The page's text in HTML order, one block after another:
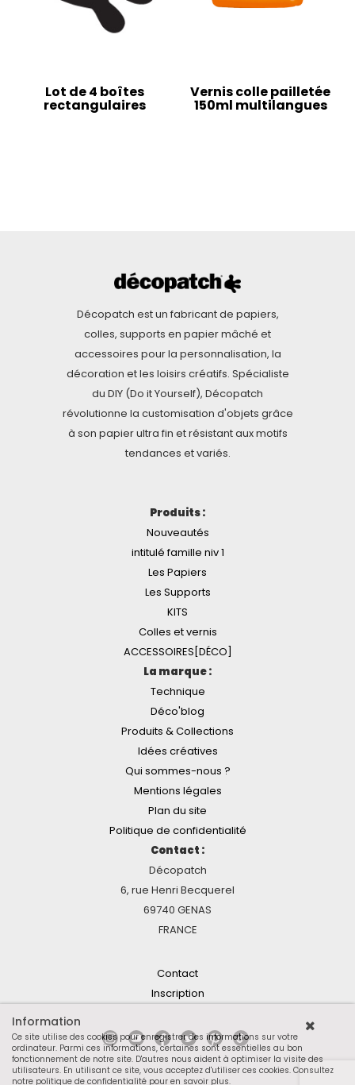
Lot de 4 boîtes
rectangulaires
Vernis colle pailletée
150ml multilangues
Décopatch est un fabricant de papiers,
colles, supports en papier mâché et
accessoires pour la personnalisation, la
décoration et les loisirs créatifs. Spécialiste
du DIY (Do it Yourself), Décopatch
révolutionne la customisation d'objets grâce
à son papier ultra fin et résistant aux motifs
tendances et variés.
Produits :
Nouveautés
intitulé famille niv 1
Les Papiers
Les Supports
KITS
Colles et vernis
ACCESSOIRES[DÉCO]
La marque :
Technique
Déco'blog
Produits & Collections
Idées créatives
Qui sommes-nous ?
Mentions légales
Plan du site
Politique de confidentialité
Contact :
Décopatch
6, rue Henri Becquerel
69740 GENAS
FRANCE
Contact
Inscription
Information
Ce site utilise des cookies pour enregistrer des informations sur votre
ordinateur. Parmi ces informations, certaines sont essentielles au bon
fonctionnement de notre site. D'autres nous aident à optimiser la visite des
utilisateurs. En utilisant ce site, vous acceptez d'utiliser ces cookies. Consultez
notre politique de confidentialité pour en savoir plus.